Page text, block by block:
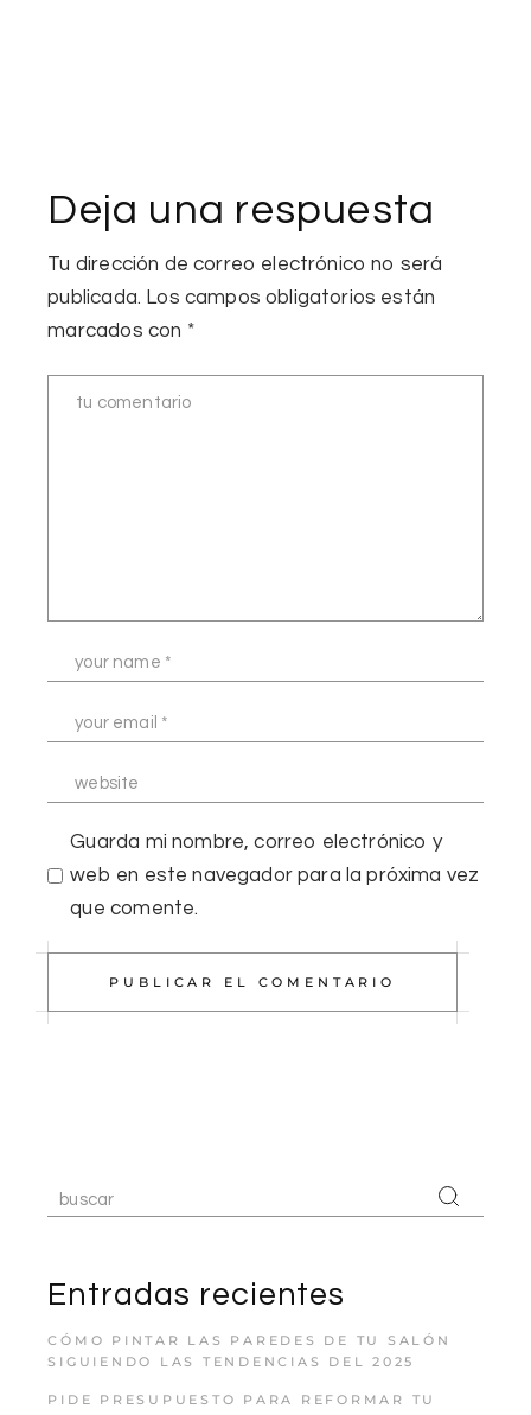
Deja una respuesta
Tu dirección de correo electrónico no será
publicada. Los campos obligatorios están
marcados con *
Guarda mi nombre, correo electrónico y
web en este navegador para la próxima vez
que comente.
PUBLICAR EL COMENTARIO
Entradas recientes
CÓMO PINTAR LAS PAREDES DE TU SALÓN
SIGUIENDO LAS TENDENCIAS DEL 2025
PIDE PRESUPUESTO PARA REFORMAR TU